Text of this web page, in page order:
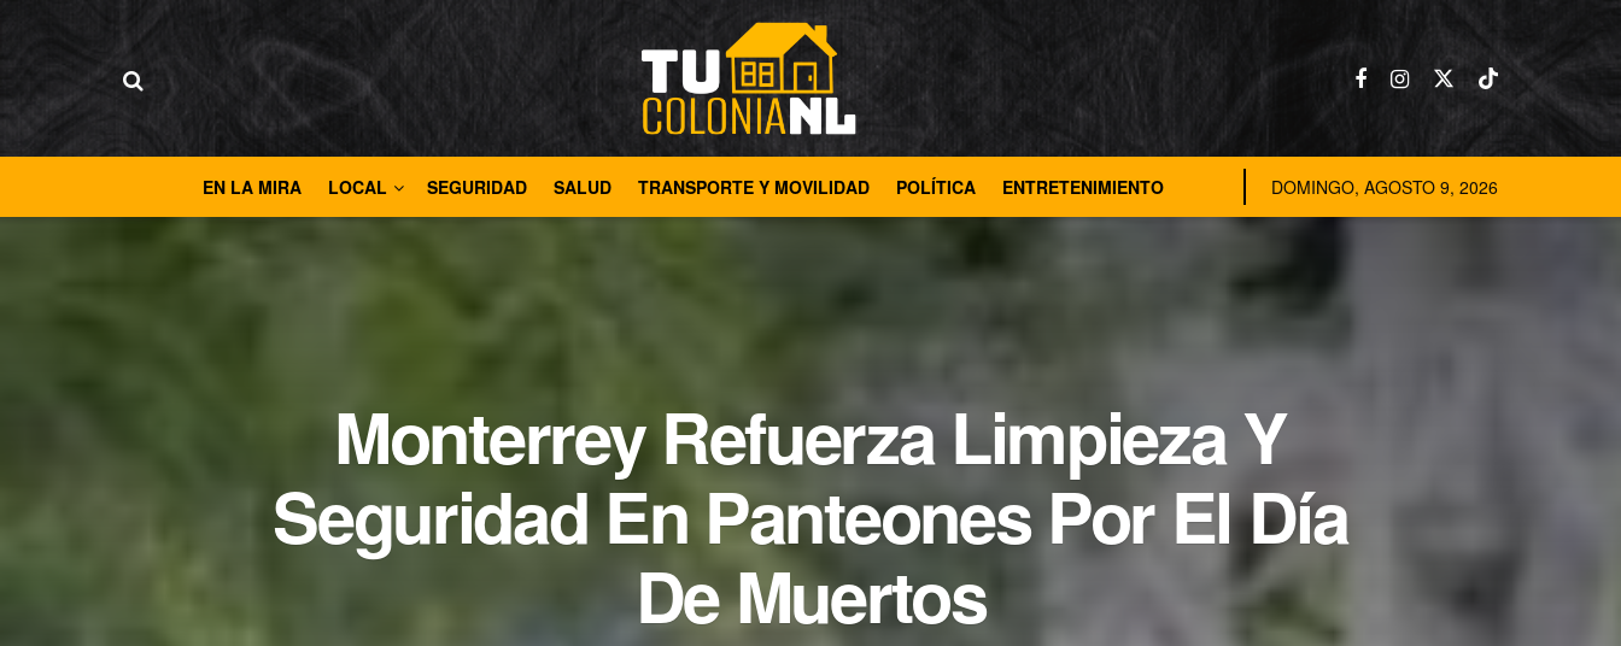
EN LA MIRA LOCAL SEGURIDAD SALUD TRANSPORTE Y MOVILIDAD POLÍTICA ENTRETENIMIENTO DOMINGO, AGOSTO 9, 2026
Monterrey Refuerza Limpieza Y
Seguridad En Panteones Por El Día
De Muertos